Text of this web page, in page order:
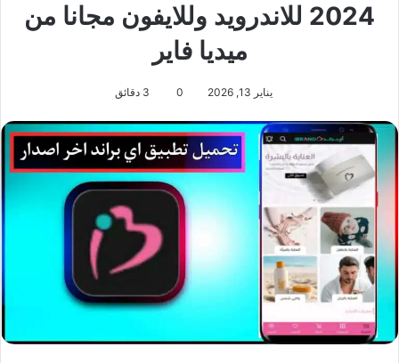
2024 للاندرويد وللايفون مجانا من
ميديا فاير
يناير 13, 2026 0